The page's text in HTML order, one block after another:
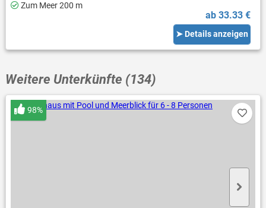
Zum Meer 200 m
ab 33.33 €
➤ Details anzeigen
Weitere Unterkünfte (134)
98%